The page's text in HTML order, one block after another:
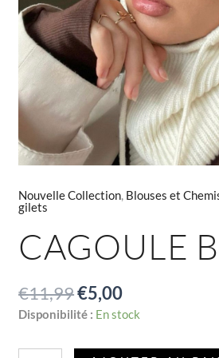
Nouvelle Collection, Blouses et
gilets
CAGOULE
€11,99€5,00
Disponibilité : En stock